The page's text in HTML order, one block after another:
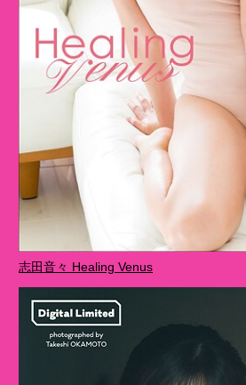
志田音々 Healing Venus